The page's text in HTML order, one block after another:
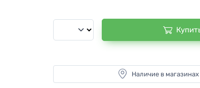
Наличие в магазинах